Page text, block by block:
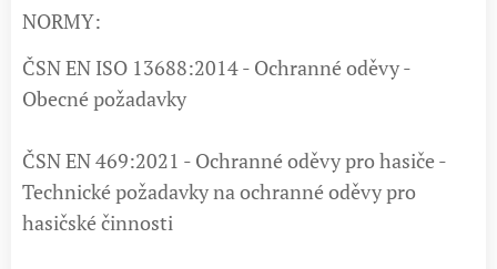
NORMY:
ČSN EN ISO 13688:2014 - Ochranné oděvy -
Obecné požadavky
ČSN EN 469:2021 - Ochranné oděvy pro hasiče -
Technické požadavky na ochranné oděvy pro
hasičské činnosti